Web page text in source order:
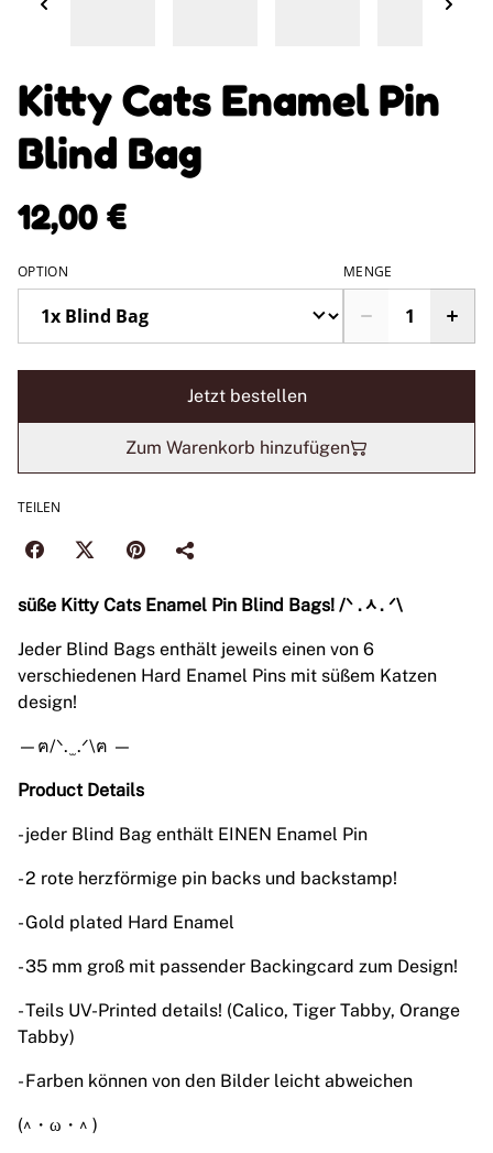
Kitty Cats Enamel Pin
Blind Bag
12,00 €
OPTION MENGE
Jetzt bestellen
Zum Warenkorb hinzufügen
TEILEN
süße Kitty Cats Enamel Pin Blind Bags! /ᐠ .ᆺ. ᐟ\
Jeder Blind Bags enthält jeweils einen von 6
verschiedenen Hard Enamel Pins mit süßem Katzen
design!
—ฅ/ᐠ. ̫ .ᐟ\ฅ —
Product Details
- jeder Blind Bag enthält EINEN Enamel Pin
- 2 rote herzförmige pin backs und backstamp!
- Gold plated Hard Enamel
- 35 mm groß mit passender Backingcard zum Design!
- Teils UV-Printed details! (Calico, Tiger Tabby, Orange
Tabby)
- Farben können von den Bilder leicht abweichen
(^・ω・^ )